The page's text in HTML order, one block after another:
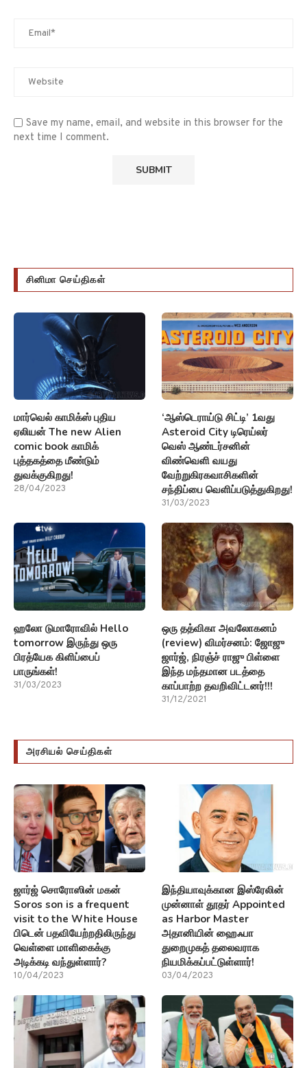
Save my name, email, and website in this browser for the
next time I comment.
சினிமா செய்திகள்
மார்வெல் காமிக்ஸ் புதிய
ஏலியன் The new Alien
comic book காமிக்
புத்தகத்தை மீண்டும்
துவக்குகிறது!
28/04/2023
‘ஆஸ்டெராய்டு சிட்டி’ 1வது
Asteroid City டிரெய்லர்
வெஸ் ஆண்டர்சனின்
விண்வெளி வயது
வேற்றுகிரகவாசிகளின்
சந்திப்பை வெளிப்படுத்துகிறது!
31/03/2023
ஹலோ டுமாரோவில் Hello
tomorrow இருந்து ஒரு
பிரத்யேக கிளிப்பைப்
பாருங்கள்!
31/03/2023
ஒரு தத்விகா அவலோகனம்
(review) விமர்சனம்: ஜோஜு
ஜார்ஜ், நிரஞ்ச் ராஜு பிள்ளை
இந்த மந்தமான படத்தை
காப்பாற்ற தவறிவிட்டனர்!!!
31/12/2021
அரசியல் செய்திகள்
ஜார்ஜ் சொரோஸின் மகன்
Soros son is a frequent
visit to the White House
பிடென் பதவியேற்றதிலிருந்து
வெள்ளை மாளிகைக்கு
அடிக்கடி வந்துள்ளார்?
10/04/2023
இந்தியாவுக்கான இஸ்ரேலின்
முன்னாள் தூதர் Appointed
as Harbor Master
அதானியின் ஹைஃபா
துறைமுகத் தலைவராக
நியமிக்கப்பட்டுள்ளார்!
03/04/2023